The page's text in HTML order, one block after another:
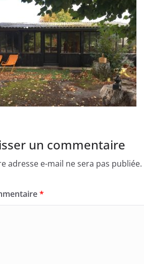
un commentaire
adresse e-mail ne sera pas publiée.
*